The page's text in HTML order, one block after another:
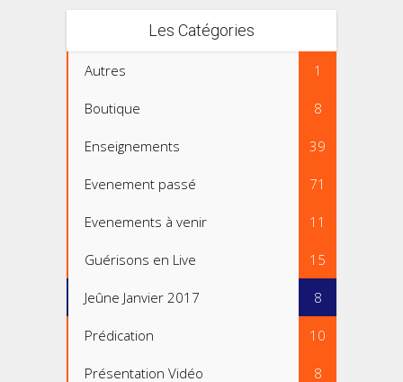
Les Catégories
Autres 1
Boutique 8
Enseignements 39
Evenement passé 71
Evenements à venir 11
Guérisons en Live 15
Jeûne Janvier 2017 8
Prédication 10
Présentation Vidéo 8